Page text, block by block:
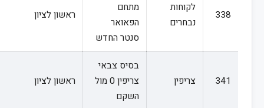
338
לקוחות
נבחרים
מתחם
הפאואר
סנטר החדש
ראשון לציון
341 צריפין
בסיס צבאי
צריפין 0 מול
השקם
ראשון לציון